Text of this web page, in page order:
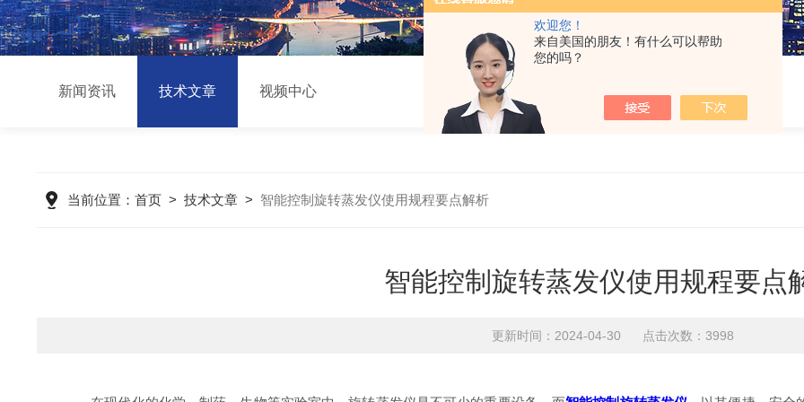
欢迎您！
来自美国的朋友！有什么可以帮助
您的吗？
新闻资讯 技术文章 视频中心
当前位置： 首页> 技术文章> 智能控制旋转蒸发仪使用规程要点解析
智能控制旋转蒸发仪使用规程要点
更新时间：2024-04-30 点击次数：3998